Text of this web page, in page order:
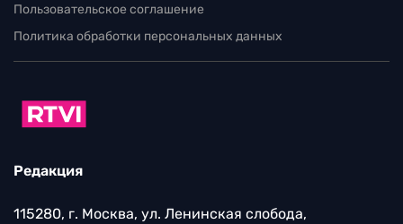
Пользовательское соглашение
Политика обработки персональных данных
Редакция
115280, г. Москва, ул. Ленинская слобода,